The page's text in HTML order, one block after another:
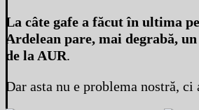
La câte gafe a făcut în ultima
Ardelean pare, mai degrabă,
de la AUR.
Dar asta nu e problema nostră,